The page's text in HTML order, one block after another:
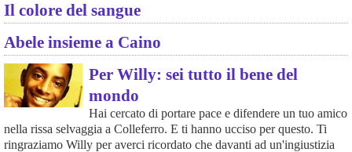
Il colore del sangue
Abele insieme a Caino
Per Willy: sei tutto il bene del
mondo
Hai cercato di portare pace e difendere un tuo amico
nella rissa selvaggia a Colleferro. E ti hanno ucciso per questo. Ti
ringraziamo Willy per averci ricordato che davanti ad un'ingiustizia